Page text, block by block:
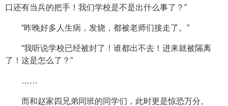
口还有当兵的把手！我们学校是不是出什么事了？”
“昨晚好多人生病，发烧，都被老师们接走了。”
“我听说学校已经被封了！谁都出不去！进来就被隔离
了！这是怎么了？”
……
而和赵家四兄弟同班的同学们，此时更是惊恐万分。